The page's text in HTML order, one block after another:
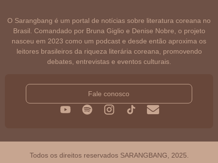
O Sarangbang é um portal de notícias sobre literatura coreana no
Brasil. Comandado por Bruna Giglio e Denise Nobre, o projeto
nasceu em 2023 como um podcast e desde então aproxima os
leitores brasileiros da riqueza literária coreana, promovendo
debates, entrevistas e eventos culturais.
Fale conosco
Todos os direitos reservados SARANGBANG, 2025.